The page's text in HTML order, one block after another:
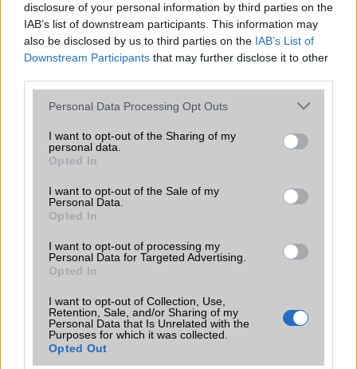
disclosure of your personal information by third parties on the
IAB’s list of downstream participants. This information may
also be disclosed by us to third parties on the IAB’s List of
Downstream Participants that may further disclose it to other
Please note that this website/app uses one or more Google
not limited to your visit or usage behaviour. You may click to
grant or deny consent to Google and its third-party tags to
use your data for below specified purposes in below Google
consent section.
Personal Data Processing Opt Outs
I want to opt-out of the Sharing of my
personal data.
Opted In
I want to opt-out of the Sale of my
Personal Data.
Opted In
I want to opt-out of processing my
Personal Data for Targeted Advertising.
Opted In
I want to opt-out of Collection, Use,
Retention, Sale, and/or Sharing of my
Personal Data that Is Unrelated with the
Purposes for which it was collected.
Opted Out
SNS integráció alap szolgáltatás
Organizer alap szolgáltatás
alkalmazás független szótár
Extrák
EGYÉB
Vibra jelzés
SIM típus eSIM
SIM-ek száma
Flight mode Van
Terület Globális